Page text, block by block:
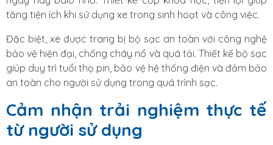
tăng tiện ích khi sử dụng xe trong sinh hoạt và công việc.
Đặc biệt, xe được trang bị bộ sạc an toàn với công nghệ
bảo vệ hiện đại, chống cháy nổ và quá tải. Thiết kế bộ sạc
giúp duy trì tuổi thọ pin, bảo vệ hệ thống điện và đảm bảo
an toàn cho người sử dụng trong quá trình sạc.
Cảm nhận trải nghiệm thực tế
từ người sử dụng